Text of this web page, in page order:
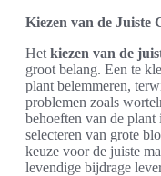
Kiezen van de Juiste
Het kiezen van de
groot belang. Een te
plant belemmeren,
problemen zoals
behoeften van de
selecteren van grote
keuze voor de juiste
levendige bijdrage